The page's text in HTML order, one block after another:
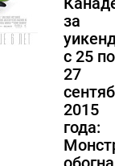
за
уикенд
с 25 по
27
2015
года: